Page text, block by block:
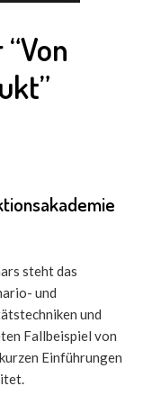
steht das
und
und
Fallbeispiel von
Einführungen